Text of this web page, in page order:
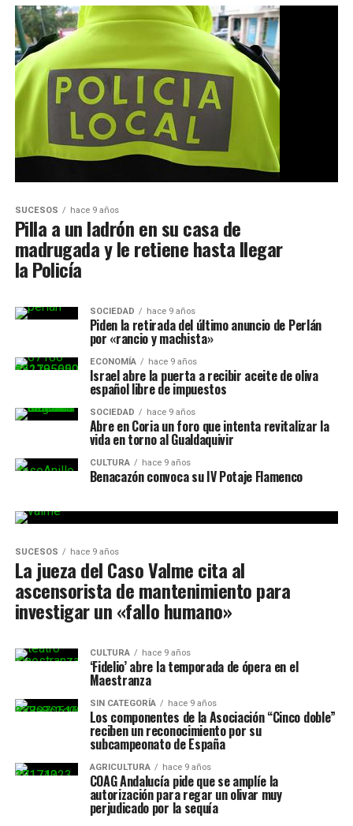
SUCESOS hace 9 años
Pilla a un ladrón en su casa de
madrugada y le retiene hasta llegar
la Policía
SOCIEDAD hace 9 años
Piden la retirada del último anuncio de Perlán
por «rancio y machista»
ECONOMÍA hace 9 años
Israel abre la puerta a recibir aceite de oliva
español libre de impuestos
SOCIEDAD hace 9 años
Abre en Coria un foro que intenta revitalizar la
vida en torno al Gualdaquivir
CULTURA hace 9 años
Benacazón convoca su IV Potaje Flamenco
SUCESOS hace 9 años
La jueza del Caso Valme cita al
ascensorista de mantenimiento para
investigar un «fallo humano»
CULTURA hace 9 años
‘Fidelio’ abre la temporada de ópera en el
Maestranza
SIN CATEGORÍA hace 9 años
Los componentes de la Asociación “Cinco doble”
reciben un reconocimiento por su
subcampeonato de España
AGRICULTURA hace 9 años
COAG Andalucía pide que se amplíe la
autorización para regar un olivar muy
perjudicado por la sequía